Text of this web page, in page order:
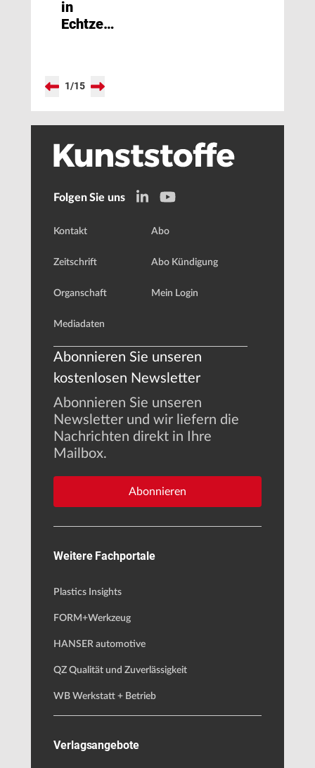
in
Echtzeit
1/15
Folgen Sie uns
Kontakt
Zeitschrift
Organschaft
Mediadaten
Abo
Abo Kündigung
Mein Login
Abonnieren Sie unseren
kostenlosen Newsletter
Abonnieren Sie unseren
Newsletter und wir liefern die
Nachrichten direkt in Ihre
Mailbox.
Abonnieren
Weitere Fachportale
Plastics Insights
FORM+Werkzeug
HANSER automotive
QZ Qualität und Zuverlässigkeit
WB Werkstatt + Betrieb
Verlagsangebote